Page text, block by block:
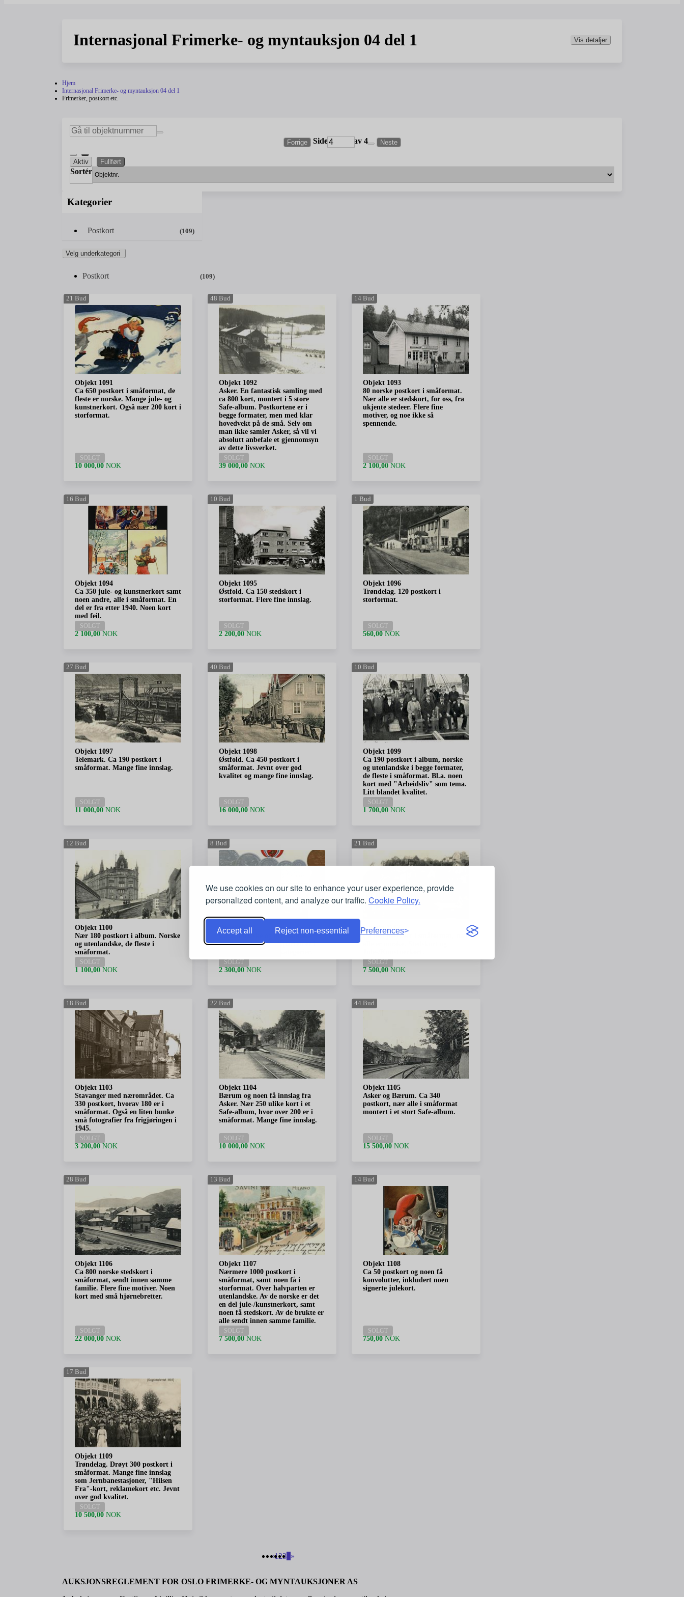
We use cookies on our site to enhance your user experience, provide
personalized content, and analyze our traffic. Cookie Policy.
Accept all Reject non-essential Preferences
Internasjonal Frimerke- og myntauksjon 04 del 1 Vis detaljer
Hjem
Internasjonal Frimerke- og myntauksjon 04 del 1
Frimerker, postkort etc.
Forrige Side av 4 Neste
Aktiv Fullført
Sortér
Kategorier
Postkort (109)
Velg underkategori
Postkort (109)
21 Bud
Objekt 1091
Ca 650 postkort i småformat, de
fleste er norske. Mange jule- og
kunstnerkort. Også nær 200 kort i
storformat.
SOLGT
10 000,00 NOK
48 Bud
Objekt 1092
Asker. En fantastisk samling med
ca 800 kort, montert i 5 store
Safe-album. Postkortene er i
begge formater, men med klar
hovedvekt på de små. Selv om
man ikke samler Asker, så vil vi
absolutt anbefale et gjennomsyn
av dette livsverket.
SOLGT
39 000,00NOK
14 Bud
Objekt 1093
80 norske postkort i småformat.
Nær alle er stedskort, for oss, fra
ukjente stedeer. Flere fine
motiver, og noe ikke så
spennende.
SOLGT
2 100,00NOK
16 Bud
Objekt 1094
Ca 350 jule- og kunstnerkort samt
noen andre, alle i småformat. En
del er fra etter 1940. Noen kort
med feil.
SOLGT
2 100,00 NOK
10 Bud
Objekt 1095
Østfold. Ca 150 stedskort i
storformat. Flere fine innslag.
SOLGT
2 200,00NOK
1 Bud
Objekt 1096
Trøndelag. 120 postkort i
storformat.
SOLGT
560,00NOK
27 Bud
Objekt 1097
Telemark. Ca 190 postkort i
småformat. Mange fine innslag.
SOLGT
11 000,00 NOK
40 Bud
Objekt 1098
Østfold. Ca 450 postkort i
småformat. Jevnt over god
kvalitet og mange fine innslag.
SOLGT
16 000,00NOK
10 Bud
Objekt 1099
Ca 190 postkort i album, norske
og utenlandske i begge formater,
de fleste i småformat. Bl.a. noen
kort med "Arbeidsliv" som tema.
Litt blandet kvalitet.
SOLGT
1 700,00NOK
12 Bud
Objekt 1100
Nær 180 postkort i album. Norske
og utenlandske, de fleste i
småformat.
SOLGT
1 100,00 NOK
8 Bud
Objekt 1101
Ca 900 norske og utenlandske
postkort, der ca halvparten er i
SOLGT
2 300,00NOK
21 Bud
Objekt 1102
Ca 600 postkort i småformat, nær
SOLGT
7 500,00NOK
18 Bud
Objekt 1103
Stavanger med nærområdet. Ca
330 postkort, hvorav 180 er i
småformat. Også en liten bunke
små fotografier fra frigjøringen i
1945.
SOLGT
3 200,00 NOK
22 Bud
Objekt 1104
Bærum og noen få innslag fra
Asker. Nær 250 ulike kort i et
Safe-album, hvor over 200 er i
småformat. Mange fine innslag.
SOLGT
10 000,00NOK
44 Bud
Objekt 1105
Asker og Bærum. Ca 340
postkort, nær alle i småformat
montert i et stort Safe-album.
SOLGT
15 500,00NOK
28 Bud
Objekt 1106
Ca 800 norske stedskort i
småformat, sendt innen samme
familie. Flere fine motiver. Noen
kort med små hjørnebretter.
SOLGT
22 000,00 NOK
13 Bud
Objekt 1107
Nærmere 1000 postkort i
småformat, samt noen få i
storformat. Over halvparten er
utenlandske. Av de norske er det
en del jule-/kunstnerkort, samt
noen få stedskort. Av de brukte er
alle sendt innen samme familie.
SOLGT
7 500,00NOK
14 Bud
Objekt 1108
Ca 50 postkort og noen få
konvolutter, inkludert noen
signerte julekort.
SOLGT
750,00NOK
17 Bud
Objekt 1109
Trøndelag. Drøyt 300 postkort i
småformat. Mange fine innslag
som Jernbanestasjoner, "Hilsen
Fra"-kort, reklamekort etc. Jevnt
over god kvalitet.
SOLGT
10 500,00 NOK
«1234 »
AUKSJONSREGLEMENT FOR OSLO FRIMERKE- OG MYNTAUKSJONER AS